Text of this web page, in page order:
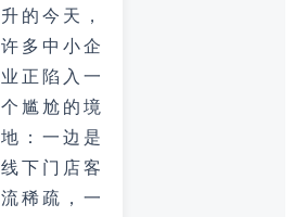
升的今天，
许多中小企
业正陷入一
个尴尬的境
地：一边是
线下门店客
流稀疏，一